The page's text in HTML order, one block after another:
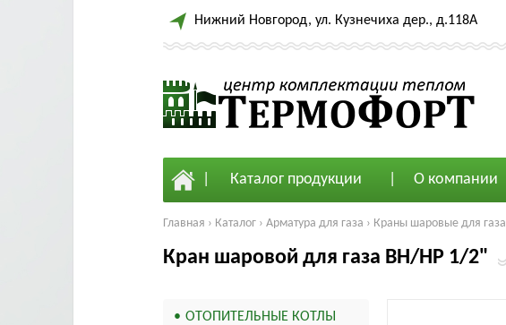
Нижний Новгород, ул. Кузнечиха дер., д.118А
Каталог продукции О компании
Главная › Каталог › Арматура для газа › Краны шаровые для газа
Кран шаровой для газа ВН/НР 1/2"
ОТОПИТЕЛЬНЫЕ КОТЛЫ